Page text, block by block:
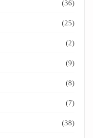
(36)
(25)
(2)
(9)
(8)
(7)
(38)